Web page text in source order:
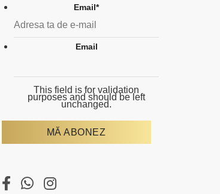
Email*
Email
This field is for validation
purposes and should be left
unchanged.